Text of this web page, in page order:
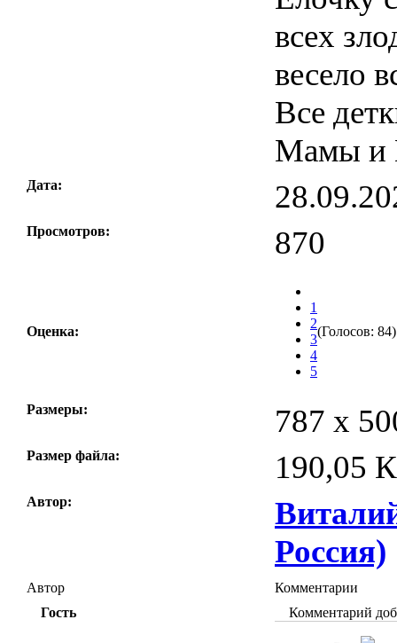
всех
весело
Все
Мамы и
Дата:
Просмотров: 870
Оценка:
1
2
3
4
5
(Голосов: 84)
Размеры: 787 x
Размер файла: 190,05
Автор:
Россия)
Автор
Комментарии
Гость
Комментарий